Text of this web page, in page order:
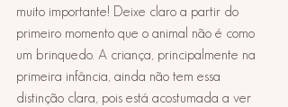
muito importante! Deixe claro a partir do
primeiro momento que o animal não é como
um brinquedo. A criança, principalmente na
primeira infância, ainda não tem essa
distinção clara, pois está acostumada a ver